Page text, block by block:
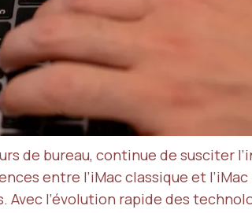
de bureau, continue de susciter
entre l’iMac classique et l’iMac
l’évolution rapide des